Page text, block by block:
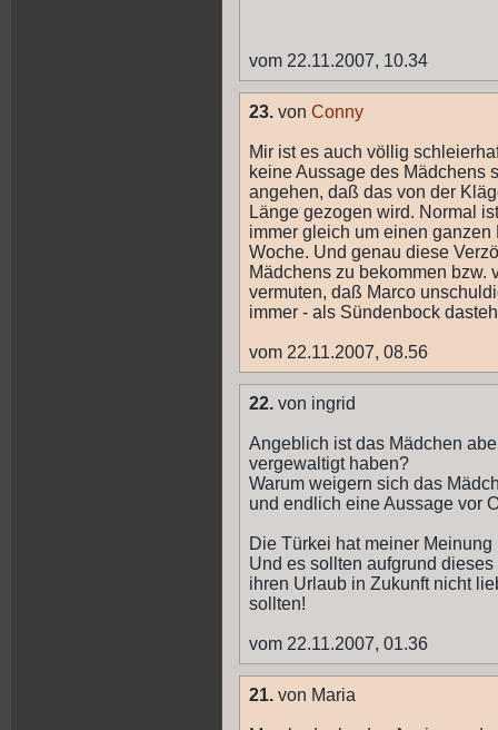
vom 22.11.2007, 10.34
23. von Conny
Mir ist es auch völlig
keine Aussage des Mädchens
angehen, daß das von der
Länge gezogen wird. Normal
immer gleich um einen
Woche. Und genau diese
Mädchens zu bekommen bzw.
vermuten, daß Marco
immer - als Sündenbock
vom 22.11.2007, 08.56
22. von ingrid
Angeblich ist das Mädchen
vergewaltigt haben?
Warum weigern sich das
und endlich eine Aussage vor
Die Türkei hat meiner
Und es sollten aufgrund
ihren Urlaub in Zukunft nicht
sollten!
vom 22.11.2007, 01.36
21. von Maria